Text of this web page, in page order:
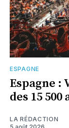
ESPAGNE
Espagne :
des 15 500
LA RÉDACTION